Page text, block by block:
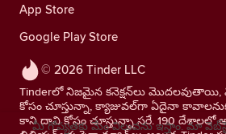
© 2026 Tinder LLC
Tinderలో నిజమైన కనెక్షన్‌లు
కోసం చూస్తున్నా, క్యాజువల్‌గా ఏదైనా
కాని దాని కోసం చూస్తున్నా సరే. 190 దేశాలలో
App Store
Google Play Store
మీ గోప్యతకు మేం విలువను ఇస్తాం. మా